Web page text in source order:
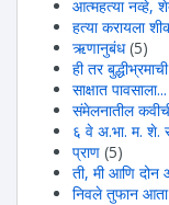
आत्महत्या नव्हे,
हत्या करायला
ऋणानुबंध (5)
ही तर
साक्षात पावसाला...
संमेलनातील
६ वे अ.भा. म. शे.
प्राण (5)
ती, मी आणि दोन
निवले तुफान आता